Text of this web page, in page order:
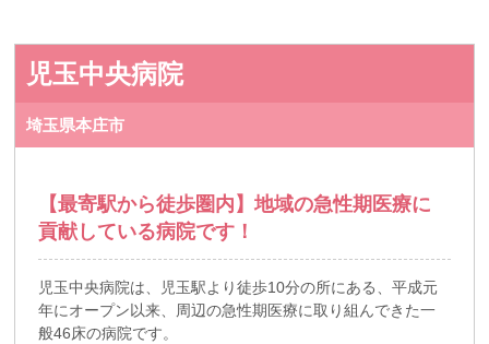
児玉中央病院
埼玉県本庄市
【最寄駅から徒歩圏内】地域の急性期医療に
貢献している病院です！
児玉中央病院は、児玉駅より徒歩10分の所にある、平成元
年にオープン以来、周辺の急性期医療に取り組んできた一
般46床の病院です。